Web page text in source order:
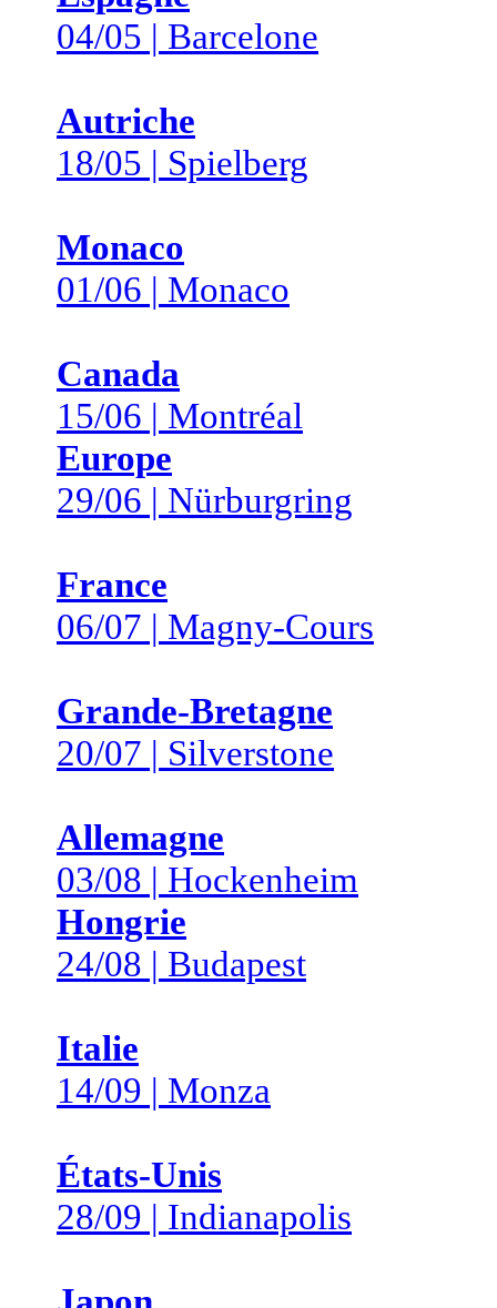
04/05 | Barcelone
Autriche
18/05 | Spielberg
Monaco
01/06 | Monaco
Canada
15/06 | Montréal
Europe
29/06 | Nürburgring
France
06/07 | Magny-Cours
Grande-Bretagne
20/07 | Silverstone
Allemagne
03/08 | Hockenheim
Hongrie
24/08 | Budapest
Italie
14/09 | Monza
États-Unis
28/09 | Indianapolis